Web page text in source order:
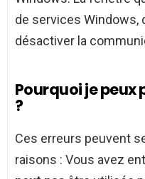
de services Windows,
désactiver la
Pourquoi je
?
Ces erreurs peuvent
raisons : Vous avez